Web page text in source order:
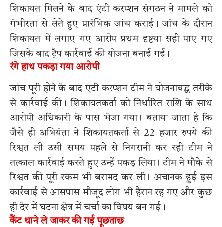
शिकायत मिलने के बाद एंटी करप्शन संगठन ने मामले को
गंभीरता से लेते हुए प्रारंभिक जांच कराई। जांच के दौरान
शिकायत में लगाए गए आरोप प्रथम दृष्टया सही पाए गए
जिसके बाद ट्रैप कार्रवाई की योजना बनाई गई।
रंगे हाथ पकड़ा गया आरोपी
जांच पूरी होने के बाद एंटी करप्शन टीम ने योजनाबद्ध तरीके
से कार्रवाई की। शिकायतकर्ता को निर्धारित राशि के साथ
आरोपी अधिकारी के पास भेजा गया। बताया जाता है कि
जैसे ही अभियंता ने शिकायतकर्ता से 22 हजार रुपये की
रिश्वत ली उसी समय पहले से निगरानी कर रही टीम ने
तत्काल कार्रवाई करते हुए उन्हें पकड़ लिया। टीम ने मौके से
रिश्वत की पूरी रकम भी बरामद कर ली। अचानक हुई इस
कार्रवाई से आसपास मौजूद लोग भी हैरान रह गए और कुछ
ही देर में घटना क्षेत्र में चर्चा का विषय बन गई।
कैंट थाने ले जाकर की गई पूछताछ